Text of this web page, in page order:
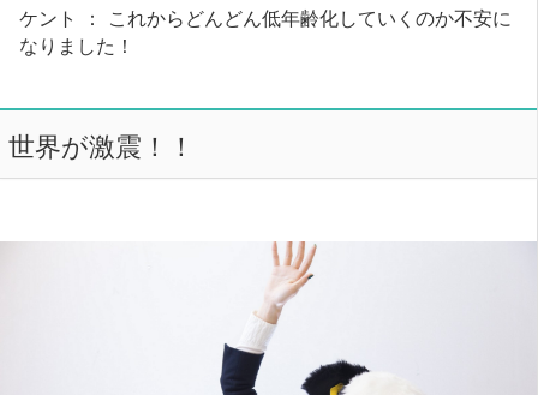
ケント ： これからどんどん低年齢化していくのか不安に
なりました！
世界が激震！！